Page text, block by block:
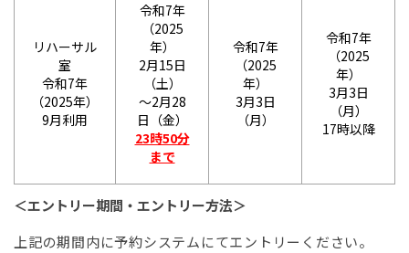
リハーサル
室
令和7年
（2025年）
9月利用
令和7年
（2025
年）
2月15日
（土）
～2月28
日（金）
23時50分
まで
令和7年
（2025
年）
3月3日
（月）
令和7年
（2025
年）
3月3日
（月）
17時以降
＜エントリー期間・エントリー方法＞
上記の期間内に予約システムにてエントリーください。